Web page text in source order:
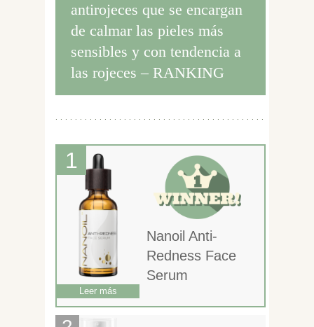
antirojeces que se encargan
de calmar las pieles más
sensibles y con tendencia a
las rojeces – RANKING
Nanoil Anti-
Redness Face
Serum
Leer más